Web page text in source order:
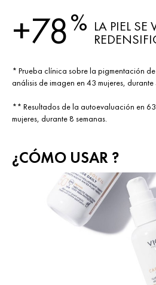
+78% LA PIEL SE
* Prueba clínica sobre la pigmentación
análisis de imagen en 43 mujeres,
** Resultados de la autoevaluación en
mujeres, durante 8 semanas.
¿CÓMO USAR ?